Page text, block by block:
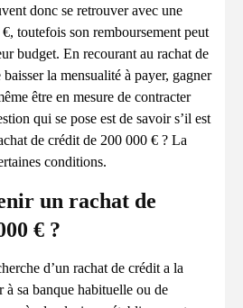
donc se retrouver avec une
toutefois son remboursement peut
budget. En recourant au rachat de
la mensualité à payer, gagner
être en mesure de contracter
qui se pose est de savoir s’il est
de crédit de 200 000 € ? La
conditions.
un rachat de
€ ?
d’un rachat de crédit a la
à sa banque habituelle ou de